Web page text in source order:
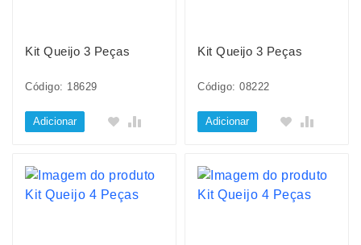
Kit Queijo 3 Peças
Código: 18629
Adicionar
Kit Queijo 3 Peças
Código: 08222
Adicionar